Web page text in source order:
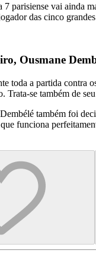
7 parisiense vai ainda
das cinco
Ousmane
toda a partida contra
Trata-se também de
também foi
funciona